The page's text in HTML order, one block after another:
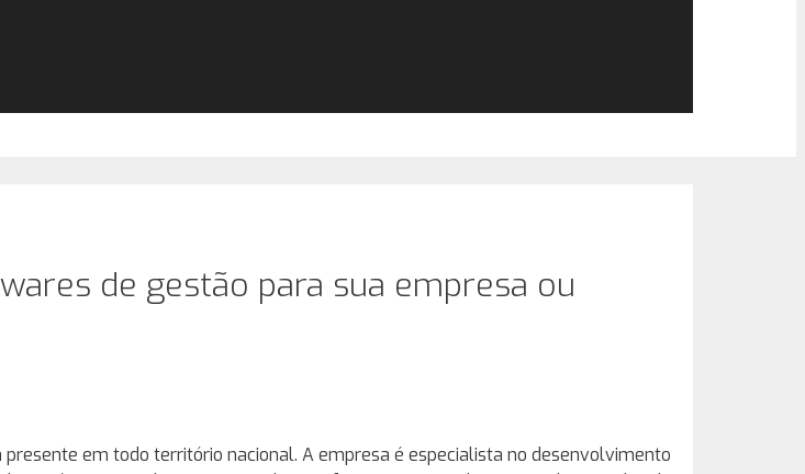
de gestão para sua empresa ou
em todo território nacional. A empresa é especialista no desenvolvimento